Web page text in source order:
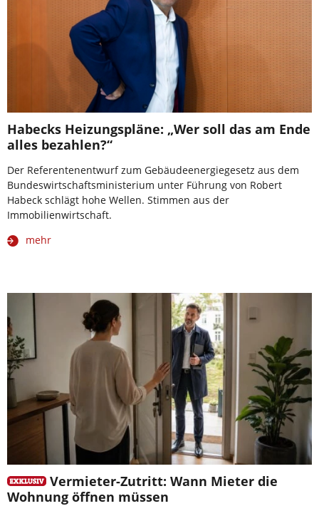
Habecks Heizungspläne: „Wer soll das am Ende
alles bezahlen?“
Der Referentenentwurf zum Gebäudeenergiegesetz aus dem
Bundeswirtschaftsministerium unter Führung von Robert
Habeck schlägt hohe Wellen. Stimmen aus der
Immobilienwirtschaft.
mehr
Vermieter-Zutritt: Wann Mieter die
Wohnung öffnen müssen